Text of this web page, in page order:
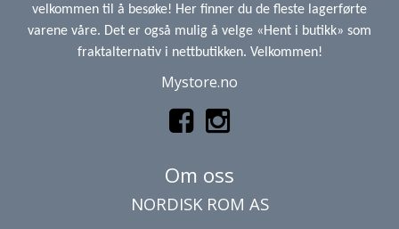
velkommen til å besøke! Her finner du de fleste lagerførte
varene våre. Det er også mulig å velge «Hent i butikk» som
fraktalternativ i nettbutikken. Velkommen!
Mystore.no
Om oss
NORDISK ROM AS